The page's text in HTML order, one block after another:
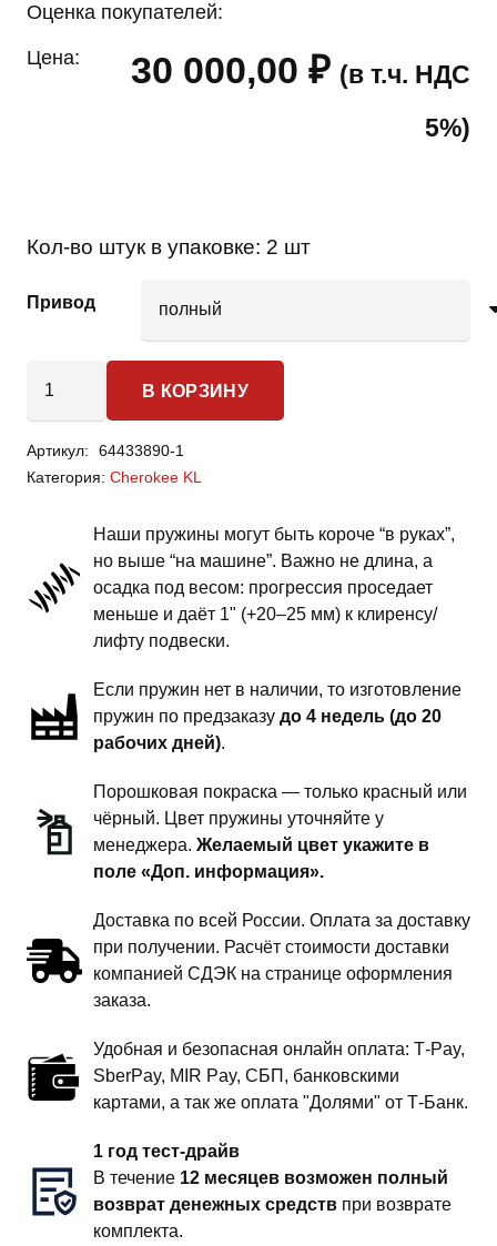
Оценка покупателей:
Цена: 30 000,00 ₽ (в т.ч. НДС
5%)
Кол-во штук в упаковке: 2 шт
Привод
товара
Cherokee
KL
пружины
задней
подвески
дюйм
комфорт
В КОРЗИНУ
Артикул:
64433890-1
Категория: Cherokee KL
Наши пружины могут быть короче “в руках”,
но выше “на машине”. Важно не длина, а
осадка под весом: прогрессия проседает
меньше и даёт 1" (+20–25 мм) к клиренсу/
лифту подвески.
Если пружин нет в наличии, то изготовление
пружин по предзаказу до 4 недель (до 20
рабочих дней).
Порошковая покраска — только красный или
чёрный. Цвет пружины уточняйте у
менеджера. Желаемый цвет укажите в
поле «Доп. информация».
Доставка по всей России. Оплата за доставку
при получении. Расчёт стоимости доставки
компанией СДЭК на странице оформления
заказа.
Удобная и безопасная онлайн оплата: T‑Pay,
SberPay, MIR Pay, СБП, банковскими
картами, а так же оплата "Долями" от Т-Банк.
1 год тест-драйв
В течение 12 месяцев возможен полный
возврат денежных средств при возврате
комплекта.